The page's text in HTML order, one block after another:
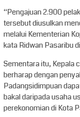
“Pengajuan 2.900
tersebut diusulkan
melalui Kementerian
kata Ridwan Pasaribu
Sementara itu, Kepala
berharap dengan
Padangsidimpuan
bakal daripada usaha
perekonomian di Kota